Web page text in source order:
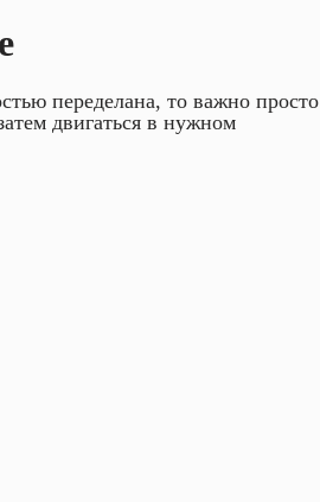
переделана, то важно просто
двигаться в нужном